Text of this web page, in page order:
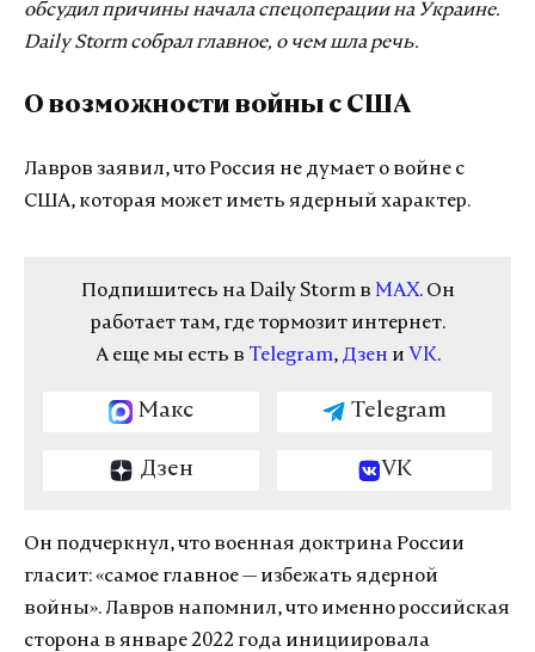
обсудил причины начала спецоперации на Украине.
Daily Storm собрал главное, о чем шла речь.
О возможности войны с США
Лавров заявил, что Россия не думает о войне с
США, которая может иметь ядерный характер.
Подпишитесь на Daily Storm в MAX. Он
работает там, где тормозит интернет.
А еще мы есть в Telegram, Дзен и VK.
Макс Telegram
Дзен VK
Он подчеркнул, что военная доктрина России
гласит: «самое главное — избежать ядерной
войны». Лавров напомнил, что именно российская
сторона в январе 2022 года инициировала